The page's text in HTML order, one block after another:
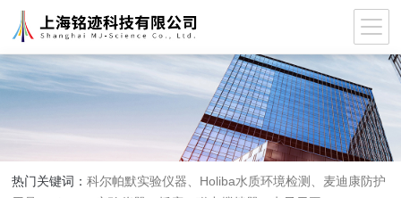
热门关键词：科尔帕默实验仪器、Holiba水质环境检测、麦迪康防护